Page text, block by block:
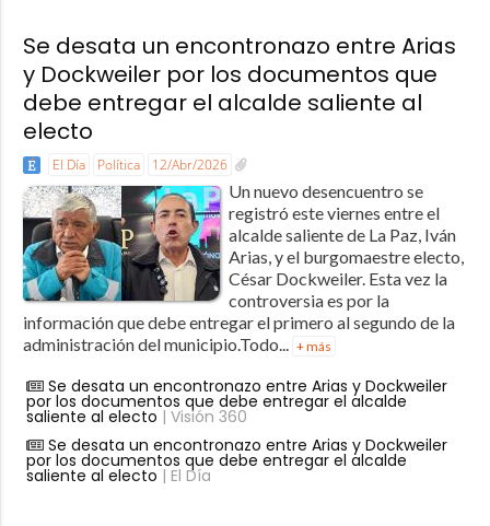
Se desata un encontronazo entre Arias
y Dockweiler por los documentos que
debe entregar el alcalde saliente al
electo
El Día Política 12/Abr/2026
Un nuevo desencuentro se
registró este viernes entre el
alcalde saliente de La Paz, Iván
Arias, y el burgomaestre electo,
César Dockweiler. Esta vez la
controversia es por la
información que debe entregar el primero al segundo de la
administración del municipio.Todo...
+ más
Se desata un encontronazo entre Arias y Dockweiler
por los documentos que debe entregar el alcalde
saliente al electo | Visión 360
Se desata un encontronazo entre Arias y Dockweiler
por los documentos que debe entregar el alcalde
saliente al electo | El Día